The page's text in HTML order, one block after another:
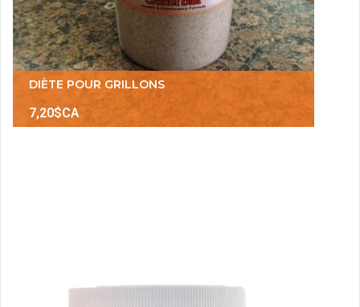
DIÈTE POUR GRILLONS
7,20$CA